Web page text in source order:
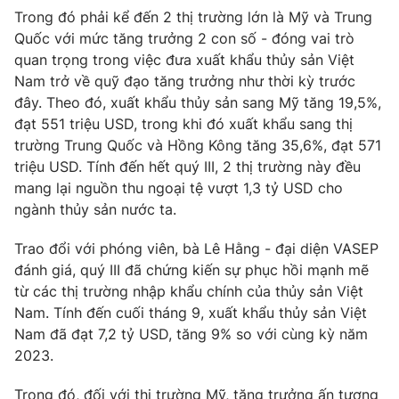
Photo Infographic
Video Shorts video
VTV Money VTV Thể thao
VTV Sức khoẻ Bất động sản
VTV4 Vươn mình bằng AI
VTV9 VTV8
Liên hệ tòa soạn English
Trong đó phải kể đến 2 thị trường lớn là Mỹ và Trung
Quốc với mức tăng trưởng 2 con số - đóng vai trò
quan trọng trong việc đưa xuất khẩu thủy sản Việt
Nam trở về quỹ đạo tăng trưởng như thời kỳ trước
đây. Theo đó, xuất khẩu thủy sản sang Mỹ tăng 19,5%,
đạt 551 triệu USD, trong khi đó xuất khẩu sang thị
trường Trung Quốc và Hồng Kông tăng 35,6%, đạt 571
triệu USD. Tính đến hết quý III, 2 thị trường này đều
mang lại nguồn thu ngoại tệ vượt 1,3 tỷ USD cho
ngành thủy sản nước ta.
Trao đổi với phóng viên, bà Lê Hằng - đại diện VASEP
đánh giá, quý III đã chứng kiến sự phục hồi mạnh mẽ
từ các thị trường nhập khẩu chính của thủy sản Việt
Nam. Tính đến cuối tháng 9, xuất khẩu thủy sản Việt
Nam đã đạt 7,2 tỷ USD, tăng 9% so với cùng kỳ năm
2023.
Trong đó, đối với thị trường Mỹ, tăng trưởng ấn tượng